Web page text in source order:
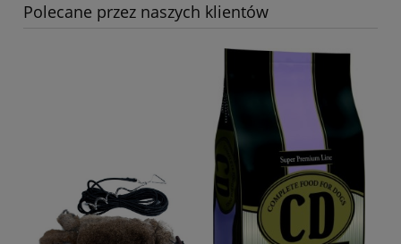
Polecane przez naszych klientów